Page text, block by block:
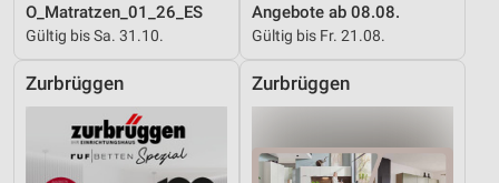
O_Matratzen_01_26_ES
Gültig bis Sa. 31.10.
Angebote ab 08.08.
Gültig bis Fr. 21.08.
Zurbrüggen Zurbrüggen